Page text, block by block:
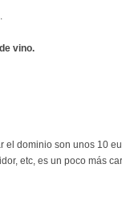
vino.
el dominio son unos 10
etc, es un poco más